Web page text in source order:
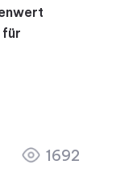
1692